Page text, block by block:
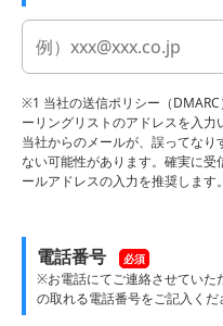
※1 当社の送信ポリシー（
ーリングリストのアドレスを入
当社からのメールが、誤ってな
ない可能性があります。確実に受
ールアドレスの入力を推奨します。
電話番号 必須
※お電話にてご連絡させていた
の取れる電話番号をご記入くだ